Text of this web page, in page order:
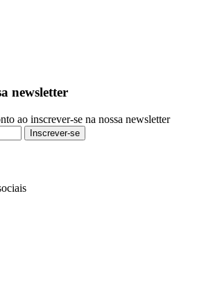
newsletter
ao inscrever-se na nossa newsletter
Inscrever-se